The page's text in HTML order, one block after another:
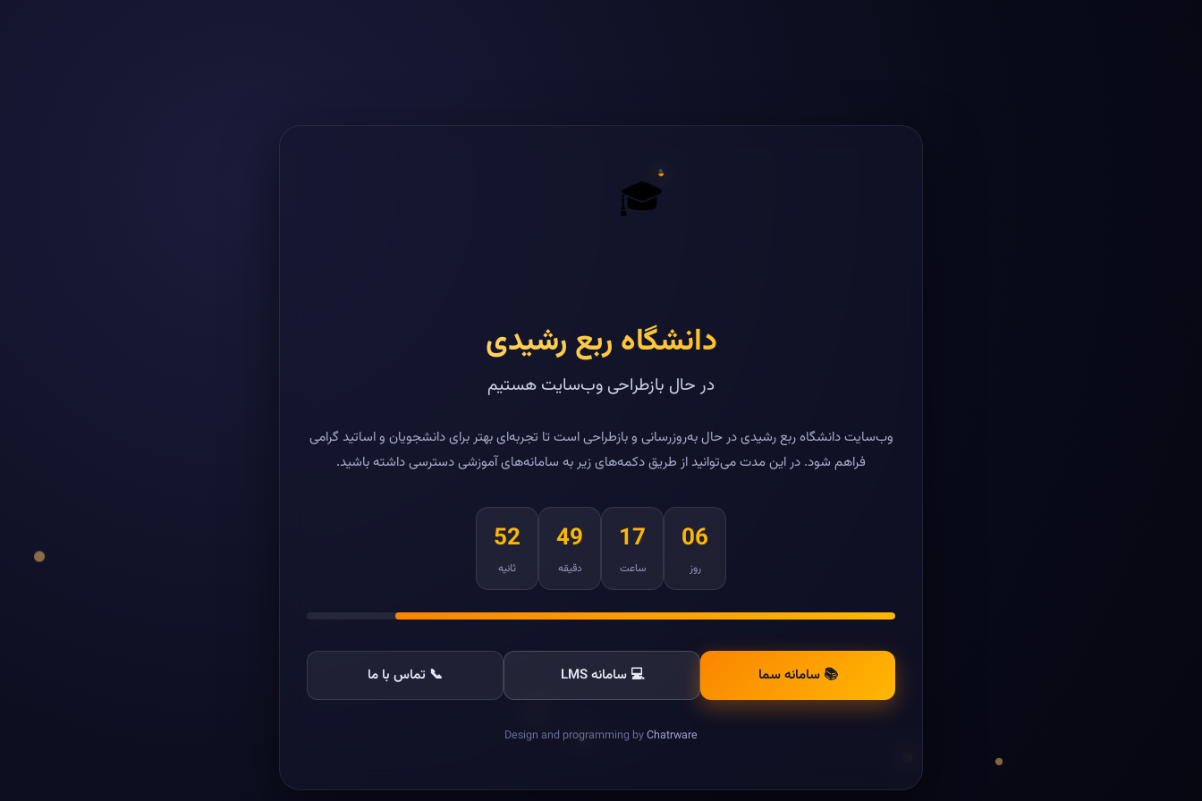
🎓
دانشگاه ربع رشیدی
در حال بازطراحی وب‌سایت هستیم
وب‌سایت دانشگاه ربع رشیدی در حال به‌روزرسانی و بازطراحی است تا تجربه‌ای بهتر برای دانشجویان و اساتید گرامی
فراهم شود. در این مدت می‌توانید از طریق دکمه‌های زیر به سامانه‌های آموزشی دسترسی داشته باشید.
06
روز
17
ساعت
49
دقیقه
52
ثانیه
📚 سامانه سما 💻 سامانه LMS 📞 تماس با ما
Design and programming byChatrware